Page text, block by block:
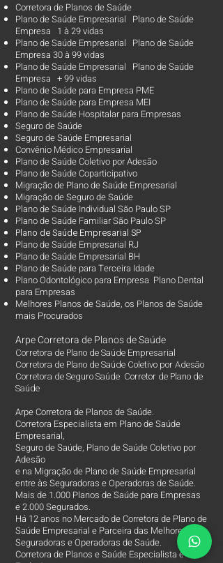
Corretora de Planos de Saúde
Plano de Saúde Empresarial Plano de Saúde
Empresa 1 à 29 vidas
Plano de Saúde Empresarial Plano de Saúde
Empresa 30 à 99 vidas ​
Plano de Saúde Empresarial Plano de Saúde
Empresa + 99 vidas
Plano de Saúde para Empresa PME
Plano de Saúde para Empresa MEI
Plano de Saúde Hospitalar para Empresas
Seguro de Saúde
Seguro de Saúde Empresarial
Convênio Médico Empresarial
Plano de Saúde Coletivo por Adesão
Plano de Saúde Coparticipativo
Migração de Plano de Saúde Empresarial
Migração de Seguro de Saúde
Plano de Saúde Individual São Paulo SP
Plano de Saúde Familiar São Paulo SP
Plano de Saúde Empresarial SP
Plano de Saúde Empresarial RJ
Plano de Saúde Empresarial BH
Plano de Saúde para Terceira Idade
Plano Odontológico para Empresa Plano Dental
para Empresas
Melhores Planos de Saúde, os Planos de Saúde
mais Procurados​
Arpe Corretora de Planos de Saúde
Corretora de Plano de Saúde Empresarial
Corretora de Plano de Saúde Coletivo por Adesão
Corretora de Seguro Saúde Corretor de Plano de
Saúde
Arpe Corretora de Planos de Saúde.
Corretora Especialista em Plano de Saúde
Empresarial,
Seguro de Saúde, Plano de Saúde Coletivo por
Adesão
e na Migração de Plano de Saúde Empresarial
entre às Seguradoras e Operadoras de Saúde.
Mais de 1.000 Planos de Saúde para Empresas
e 2.000 Segurados.
Há 12 anos no Mercado de Corretora de Plano de
Saúde Empresarial e Parceira das Melhores
Seguradoras e Operadoras de Saúde.
Corretora de Planos e Saúde Especialista e